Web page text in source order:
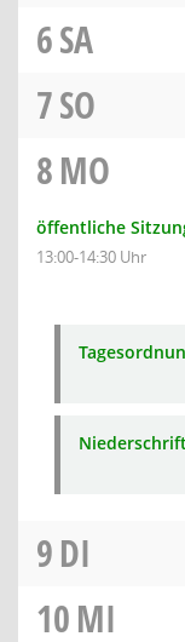
6SA
7SO
8MO
öffentliche
13:00-14:30 Uhr
9DI
10MI